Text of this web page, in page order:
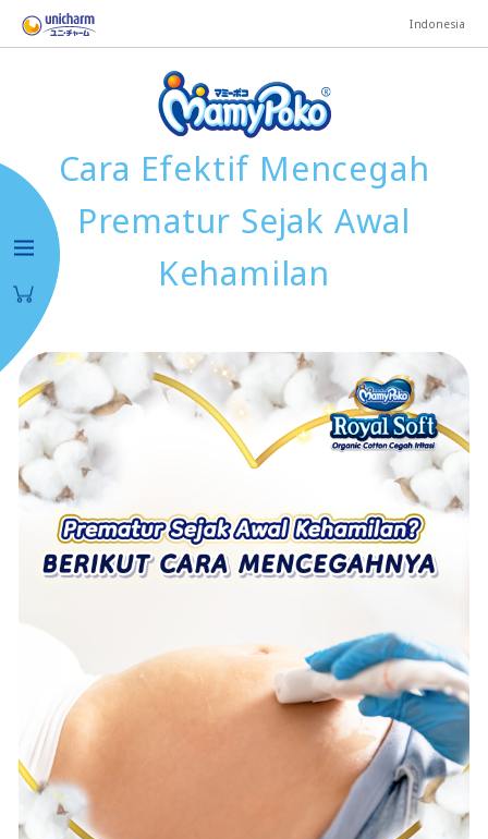
Indonesia
Cara Efektif Mencegah
Prematur Sejak Awal
Kehamilan